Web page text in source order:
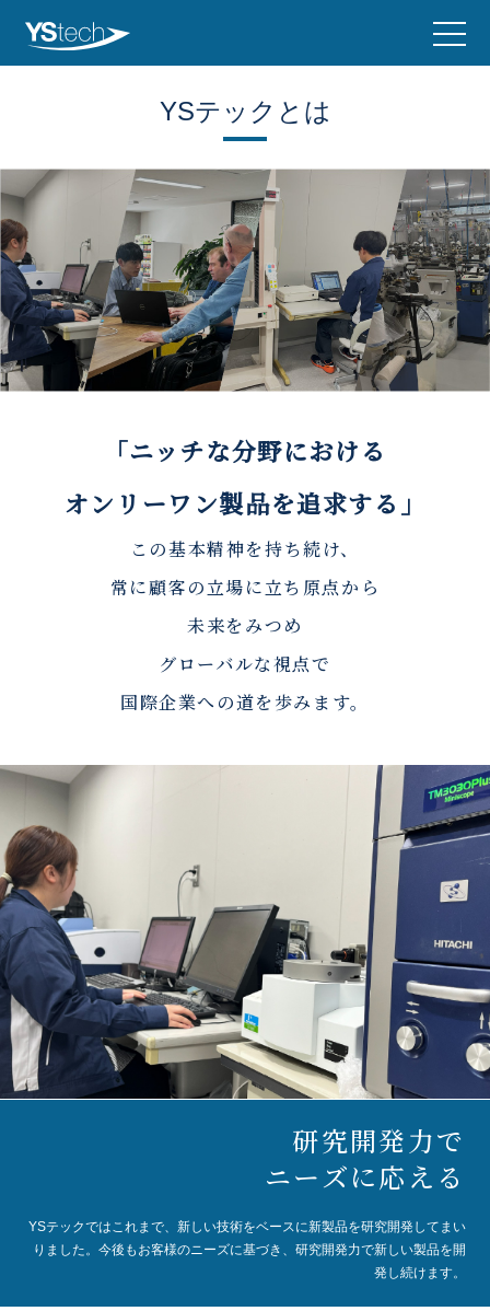
YSテックとは
「ニッチな分野における
オンリーワン製品を追求する」
この基本精神を持ち続け、
常に顧客の立場に立ち原点から
未来をみつめ
グローバルな視点で
国際企業への道を歩みます。
研究開発力で
ニーズに応える
YSテックではこれまで、新しい技術をベースに新製品を研究開発してまい
りました。 今後もお客様のニーズに基づき、 研究開発力で新しい製品を開
発し続けます。